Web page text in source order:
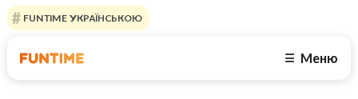
FUNTIME УКРАЇНСЬКОЮ
☰ Меню